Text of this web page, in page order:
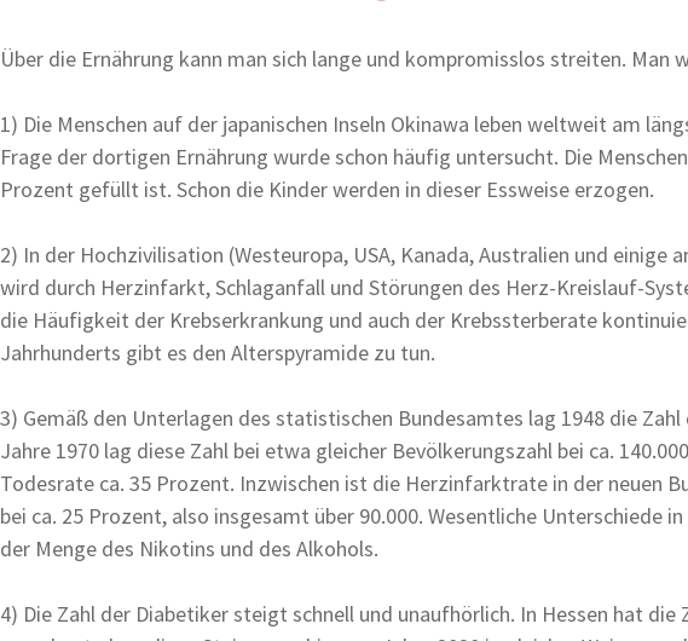
Über die Ernährung kann man sich lange und kompromisslos streiten.
1) Die Menschen auf der japanischen Inseln Okinawa leben weltweit am
Frage der dortigen Ernährung wurde schon häufig untersucht. Die
Prozent gefüllt ist. Schon die Kinder werden in dieser Essweise erzogen.
2) In der Hochzivilisation (Westeuropa, USA, Kanada, Australien und
wird durch Herzinfarkt, Schlaganfall und Störungen des Herz-Kreislauf-
die Häufigkeit der Krebserkrankung und auch der Krebssterberate
Jahrhunderts gibt es den Alterspyramide zu tun.
3) Gemäß den Unterlagen des statistischen Bundesamtes lag 1948 die
Jahre 1970 lag diese Zahl bei etwa gleicher Bevölkerungszahl bei ca.
Todesrate ca. 35 Prozent. Inzwischen ist die Herzinfarktrate in der neuen
bei ca. 25 Prozent, also insgesamt über 90.000. Wesentliche Unterschiede
der Menge des Nikotins und des Alkohols.
4) Die Zahl der Diabetiker steigt schnell und unaufhörlich. In Hessen hat